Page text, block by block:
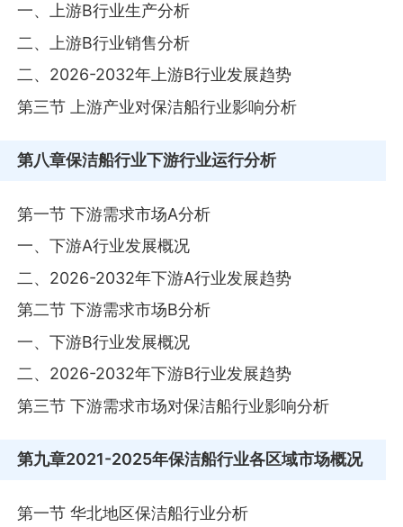
一、上游B行业生产分析
二、上游B行业销售分析
二、2026-2032年上游B行业发展趋势
第三节 上游产业对保洁船行业影响分析
第八章保洁船行业下游行业运行分析
第一节 下游需求市场A分析
一、下游A行业发展概况
二、2026-2032年下游A行业发展趋势
第二节 下游需求市场B分析
一、下游B行业发展概况
二、2026-2032年下游B行业发展趋势
第三节 下游需求市场对保洁船行业影响分析
第九章2021-2025年保洁船行业各区域市场概况
第一节 华北地区保洁船行业分析